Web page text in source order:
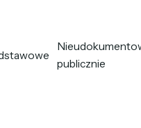
publicznie